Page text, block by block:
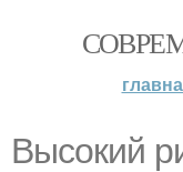
Высокий